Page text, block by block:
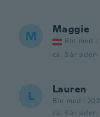
M Maggie
Ble med i
ca. 3 år siden
L Lauren
Ble med i
ca. 3 år siden